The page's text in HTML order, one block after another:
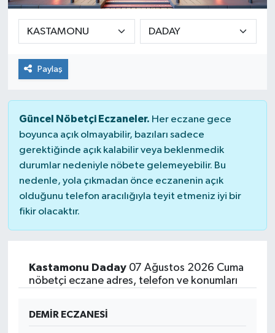
Paylaş
Güncel Nöbetçi Eczaneler. Her eczane gece
boyunca açık olmayabilir, bazıları sadece
gerektiğinde açık kalabilir veya beklenmedik
durumlar nedeniyle nöbete gelemeyebilir. Bu
nedenle, yola çıkmadan önce eczanenin açık
olduğunu telefon aracılığıyla teyit etmeniz iyi bir
fikir olacaktır.
Kastamonu Daday07 Ağustos 2026 Cuma
nöbetçi eczane adres, telefon ve konumları
DEMİR ECZANESİ